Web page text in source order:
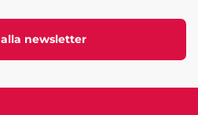
newsletter